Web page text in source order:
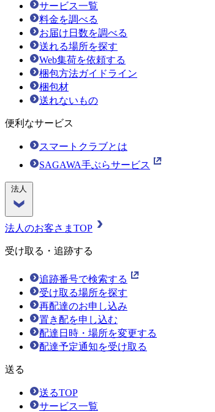
サービス一覧
料金を調べる
お届け日数を調べる
送れる場所を探す
Web集荷を依頼する
梱包方法ガイドライン
梱包材
送れないもの
便利なサービス
スマートクラブとは
SAGAWA手ぶらサービス
法人
法人のお客さまTOP
受け取る・追跡する
追跡番号で検索する
受け取る場所を探す
再配達のお申し込み
置き配を申し込む
配達日時・場所を変更する
配達予定通知を受け取る
送る
送るTOP
サービス一覧